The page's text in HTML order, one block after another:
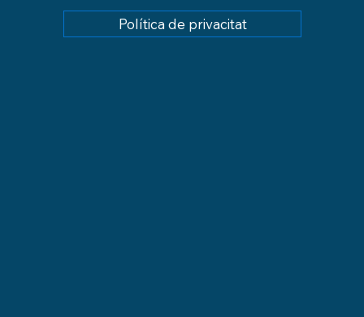
Política de privacitat